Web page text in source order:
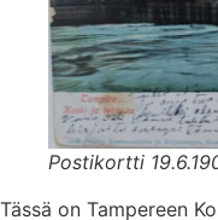
Postikortti
Tässä on Tampereen